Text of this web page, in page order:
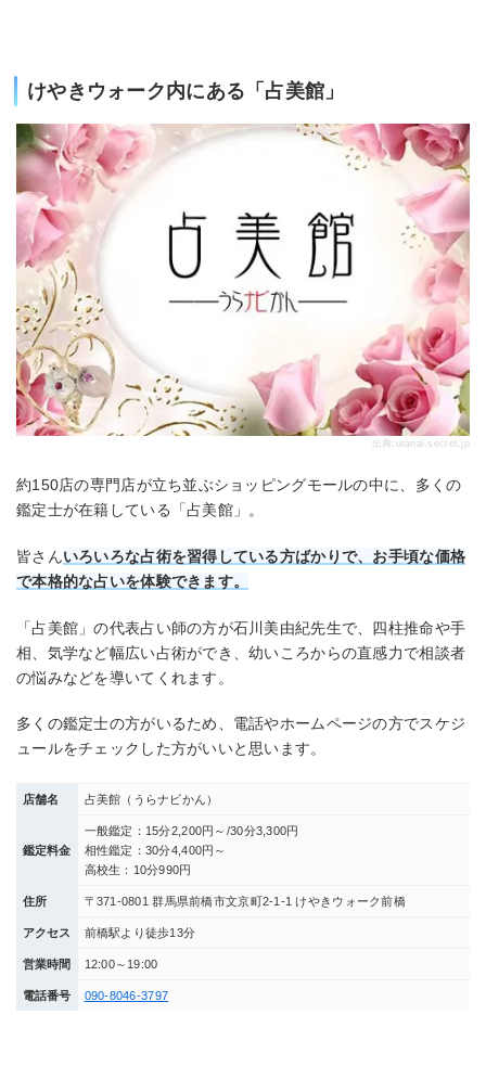
けやきウォーク内にある「占美館」
出典: uranai.secret.jp
約150店の専門店が立ち並ぶショッピングモールの中に、多くの
鑑定士が在籍している「占美館」。
皆さんいろいろな占術を習得している方ばかりで、お手頃な価格
で本格的な占いを体験できます。
「占美館」の代表占い師の方が石川美由紀先生で、四柱推命や手
相、気学など幅広い占術ができ、幼いころからの直感力で相談者
の悩みなどを導いてくれます。
多くの鑑定士の方がいるため、電話やホームページの方でスケジ
ュールをチェックした方がいいと思います。
店舗名 占美館（うらナビかん）
鑑定料金
一般鑑定：15分2,200円～/30分3,300円
相性鑑定：30分4,400円～
高校生：10分990円
住所 〒371-0801 群馬県前橋市文京町2-1-1 けやきウォーク前橋
アクセス 前橋駅より徒歩13分
営業時間 12:00～19:00
電話番号 090-8046-3797